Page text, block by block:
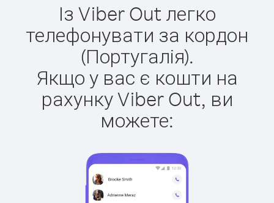
Із Viber Out легко
телефонувати за кордон
(Португалія).
Якщо у вас є кошти на
рахунку Viber Out, ви
можете: